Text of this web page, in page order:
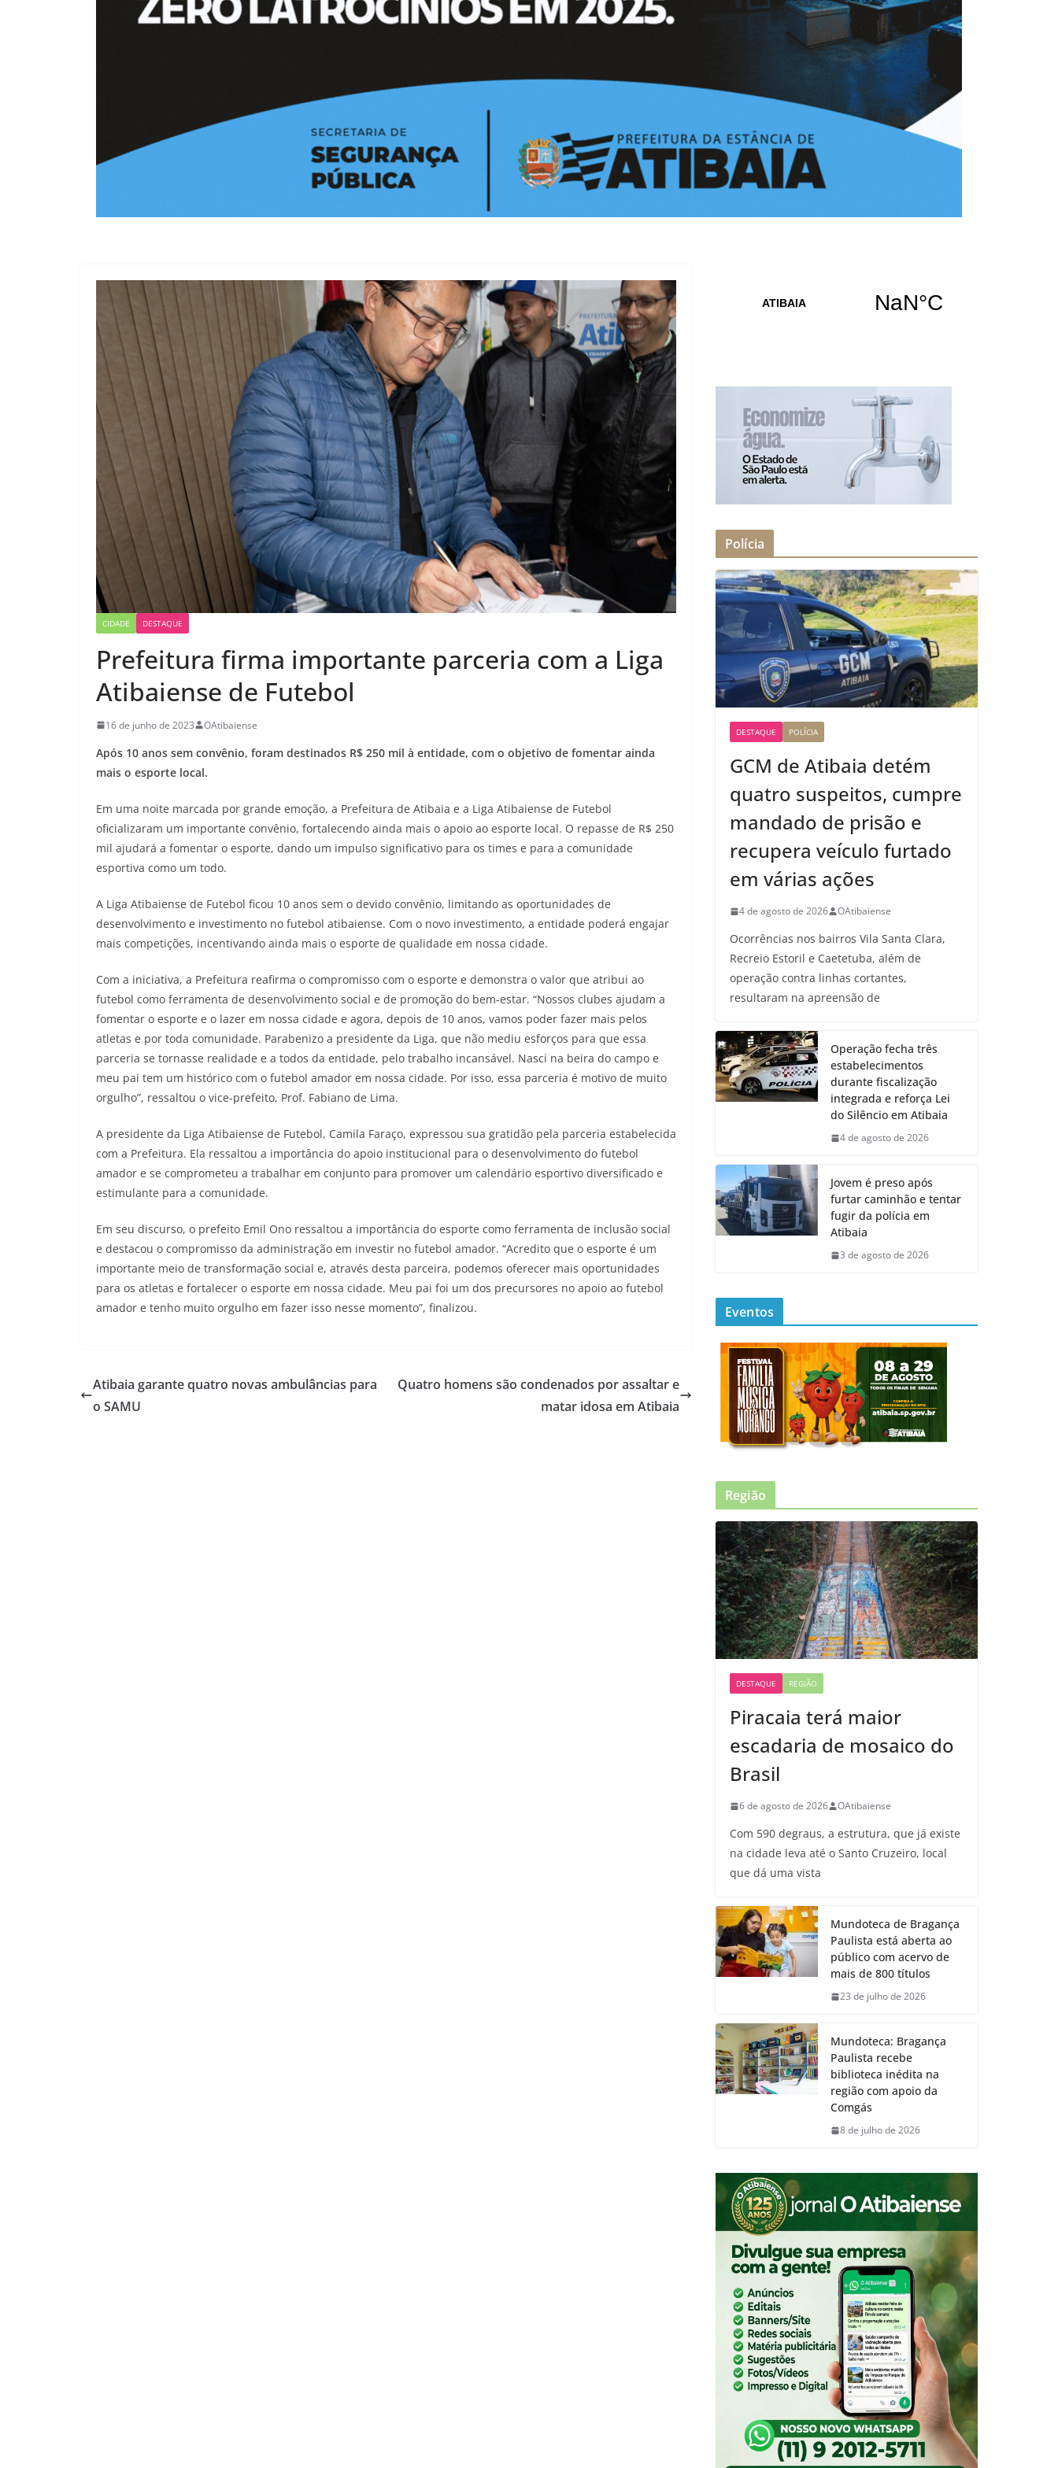
CIDADE DESTAQUE
Prefeitura firma importante parceria com a Liga
Atibaiense de Futebol
16 de junho de 2023 OAtibaiense
Após 10 anos sem convênio, foram destinados R$ 250 mil à entidade, com o objetivo de fomentar ainda
mais o esporte local.
Em uma noite marcada por grande emoção, a Prefeitura de Atibaia e a Liga Atibaiense de Futebol
oficializaram um importante convênio, fortalecendo ainda mais o apoio ao esporte local. O repasse de R$ 250
mil ajudará a fomentar o esporte, dando um impulso significativo para os times e para a comunidade
esportiva como um todo.
A Liga Atibaiense de Futebol ficou 10 anos sem o devido convênio, limitando as oportunidades de
desenvolvimento e investimento no futebol atibaiense. Com o novo investimento, a entidade poderá engajar
mais competições, incentivando ainda mais o esporte de qualidade em nossa cidade.
Com a iniciativa, a Prefeitura reafirma o compromisso com o esporte e demonstra o valor que atribui ao
futebol como ferramenta de desenvolvimento social e de promoção do bem-estar. “Nossos clubes ajudam a
fomentar o esporte e o lazer em nossa cidade e agora, depois de 10 anos, vamos poder fazer mais pelos
atletas e por toda comunidade. Parabenizo a presidente da Liga, que não mediu esforços para que essa
parceria se tornasse realidade e a todos da entidade, pelo trabalho incansável. Nasci na beira do campo e
meu pai tem um histórico com o futebol amador em nossa cidade. Por isso, essa parceria é motivo de muito
orgulho”, ressaltou o vice-prefeito, Prof. Fabiano de Lima.
A presidente da Liga Atibaiense de Futebol, Camila Faraço, expressou sua gratidão pela parceria estabelecida
com a Prefeitura. Ela ressaltou a importância do apoio institucional para o desenvolvimento do futebol
amador e se comprometeu a trabalhar em conjunto para promover um calendário esportivo diversificado e
estimulante para a comunidade.
Em seu discurso, o prefeito Emil Ono ressaltou a importância do esporte como ferramenta de inclusão social
e destacou o compromisso da administração em investir no futebol amador. “Acredito que o esporte é um
importante meio de transformação social e, através desta parceira, podemos oferecer mais oportunidades
para os atletas e fortalecer o esporte em nossa cidade. Meu pai foi um dos precursores no apoio ao futebol
amador e tenho muito orgulho em fazer isso nesse momento”, finalizou.
Atibaia garante quatro novas ambulâncias para
o SAMU
Quatro homens são condenados por assaltar e
matar idosa em Atibaia
Polícia
DESTAQUE POLÍCIA
GCM de Atibaia detém
quatro suspeitos, cumpre
mandado de prisão e
recupera veículo furtado
em várias ações
4 de agosto de 2026 OAtibaiense
Ocorrências nos bairros Vila Santa Clara,
Recreio Estoril e Caetetuba, além de
operação contra linhas cortantes,
resultaram na apreensão de
Operação fecha três
estabelecimentos
durante fiscalização
integrada e reforça Lei
do Silêncio em Atibaia
4 de agosto de 2026
Jovem é preso após
furtar caminhão e tentar
fugir da polícia em
Atibaia
3 de agosto de 2026
Eventos
Região
DESTAQUE REGIÃO
Piracaia terá maior
escadaria de mosaico do
Brasil
6 de agosto de 2026 OAtibaiense
Com 590 degraus, a estrutura, que já existe
na cidade leva até o Santo Cruzeiro, local
que dá uma vista
Mundoteca de Bragança
Paulista está aberta ao
público com acervo de
mais de 800 títulos
23 de julho de 2026
Mundoteca: Bragança
Paulista recebe
biblioteca inédita na
região com apoio da
Comgás
8 de julho de 2026